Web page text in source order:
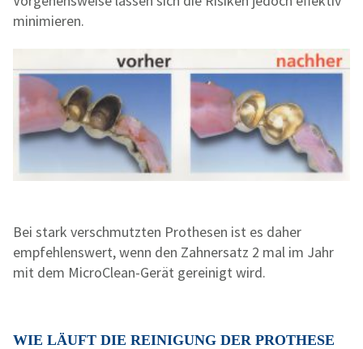
minimieren.
Bei stark verschmutzten Prothesen ist es daher
empfehlenswert, wenn den Zahnersatz 2 mal im Jahr
mit dem MicroClean-Gerät gereinigt wird.
WIE LÄUFT DIE REINIGUNG DER PROTHESE